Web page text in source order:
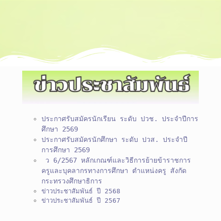
ประกาศรับสมัครนักเรียน ระดับ ปวช. ประจำปีการ
ศึกษา 2569
ประกาศรับสมัครนักศึกษา ระดับ ปวส. ประจำปี
การศึกษา 2569
ว 6/2567 หลักเกณฑ์และวิธีการย้ายข้าราชการ
ครูและบุคลากรทางการศึกษา ตำแหน่งครู สังกัด
กระทรวงศึกษาธิการ
ข่าวประชาสัมพันธ์ ปี 2568
ข่าวประชาสัมพันธ์ ปี 2567